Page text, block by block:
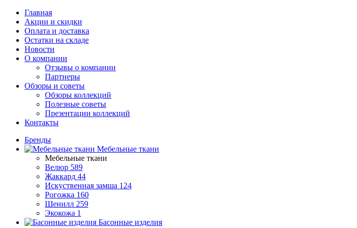
Главная
Акции и скидки
Оплата и доставка
Остатки на складе
Новости
О компании
Отзывы о компании
Партнеры
Обзоры и советы
Обзоры коллекций
Полезные советы
Презентации коллекций
Контакты
Бренды
Мебельные ткани
Мебельные ткани
Велюр 589
Жаккард 44
Искуственная замша 124
Рогожка 160
Шенилл 259
Экокожа 1
Басонные изделия